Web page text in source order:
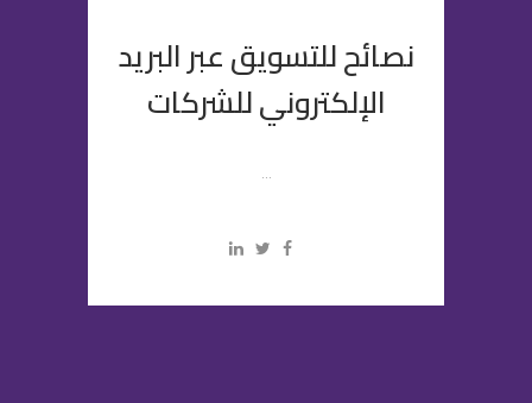
نصائح للتسويق عبر البريد
الإلكتروني للشركات
...